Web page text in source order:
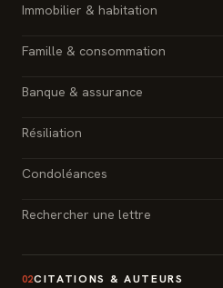
Immobilier & habitation
Famille & consommation
Banque & assurance
Résiliation
Condoléances
Rechercher une lettre
02CITATIONS & AUTEURS